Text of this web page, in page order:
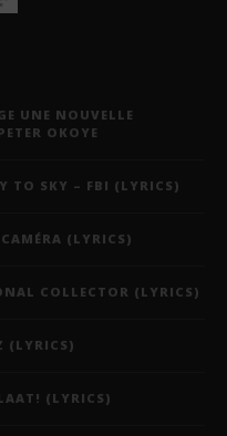
UNE NOUVELLE
OKOYE
TO SKY – FBI (LYRICS)
(LYRICS)
COLLECTOR (LYRICS)
(LYRICS)
(LYRICS)